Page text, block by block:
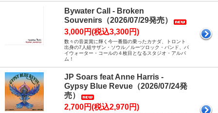
Bywater Call - Broken
Souvenirs（2026/07/29発売）
3,000円(税込3,300円)
数々の音楽賞に輝く今一番脂の乗ったカナダ、トロント
出身の7人組サザン・ソウル／ルーツロック・バンド、バ
イウォーター・コールの４枚目となるスタジオ・アルバ
ム！
JP Soars feat Anne Harris -
Gypsy Blue Revue（2026/07/24発
売）
2,700円(税込2,970円)